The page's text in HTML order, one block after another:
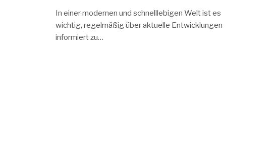
In einer modernen und schnelllebigen Welt ist es
wichtig, regelmäßig über aktuelle Entwicklungen
informiert zu…